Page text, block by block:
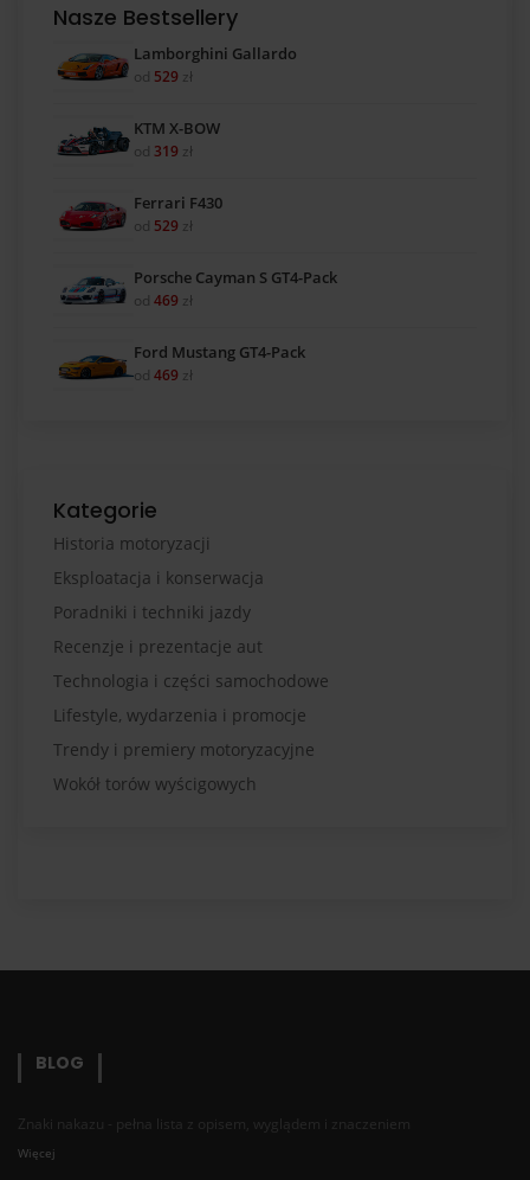
Nasze Bestsellery
Lamborghini Gallardo
od 529 zł
KTM X-BOW
od 319 zł
Ferrari F430
od 529 zł
Porsche Cayman S GT4-Pack
od 469 zł
Ford Mustang GT4-Pack
od 469 zł
Kategorie
Historia motoryzacji
Eksploatacja i konserwacja
Poradniki i techniki jazdy
Recenzje i prezentacje aut
Technologia i części samochodowe
Lifestyle, wydarzenia i promocje
Trendy i premiery motoryzacyjne
Wokół torów wyścigowych
BLOG
Znaki nakazu - pełna lista z opisem, wyglądem i znaczeniem
Więcej